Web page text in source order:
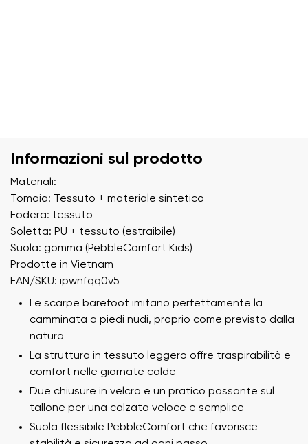
Informazioni sul prodotto
Materiali:
Tomaia: Tessuto + materiale sintetico
Fodera: tessuto
Soletta: PU + tessuto (estraibile)
Suola: gomma (PebbleComfort Kids)
Prodotte in Vietnam
EAN/SKU: ipwnfqq0v5
Le scarpe barefoot imitano perfettamente la
camminata a piedi nudi, proprio come previsto dalla
natura
La struttura in tessuto leggero offre traspirabilità e
comfort nelle giornate calde
Due chiusure in velcro e un pratico passante sul
tallone per una calzata veloce e semplice
Suola flessibile PebbleComfort che favorisce